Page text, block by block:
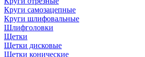
Круги самозацепные
Круги шлифовальные
Шлифголовки
Щетки
Щетки дисковые
Щетки конические